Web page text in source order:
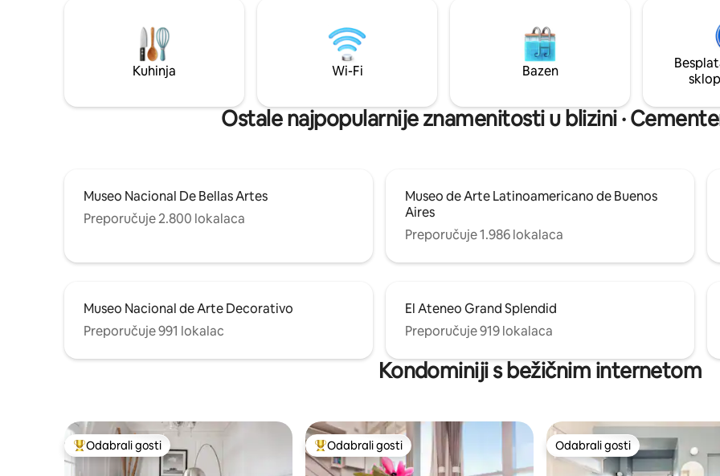
udaljenosti od centra grada, trgovina,
odličnih restorana, barova i središta
minibarom, mikrovalnom pećnicom,
električnom puretinom, aparatom za
kavu itd.
kombinira klasičan i moderan
Također se nalazi na pješačkoj
od trgovačkog centra Patio
urbanog centra.
Kuhinja Wi-Fi Bazen
Ostale najpopularnije znamenitosti u blizini ·
Museo Nacional De Bellas Artes
Preporučuje 2.800 lokalaca
Museo de Arte Latinoamericano de Buenos
Aires
Preporučuje 1.986 lokalaca
Museo Nacional de Arte Decorativo
Preporučuje 991 lokalac
El Ateneo Grand Splendid
Preporučuje 919 lokalaca
Kondominiji s bežičnim internetom
Među najviše rangiranima s oznakom „Odabrali gosti”
Odabrali gosti Među najviše rangiranima s oznakom „Odabrali gosti”
Odabrali gosti Odabrali gosti
Odabrali gosti